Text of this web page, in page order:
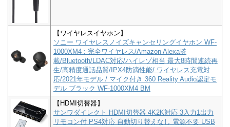
【ワイヤレスイヤホン】
ソニー ワイヤレスノイズキャンセリングイヤホン WF-
1000XM4 : 完全ワイヤレス/Amazon Alexa搭
載/Bluetooth/LDAC対応/ハイレゾ相当 最大8時間連続再
生/高精度通話品質/IPX4防滴性能/ ワイヤレス充電対
応/2021年モデル / マイク付き 360 Reality Audio認定モ
デル ブラック WF-1000XM4 BM
【HDMI切替器】
サンワダイレクト HDMI切替器 4K2K対応 3入力1出力
リモコン付 PS4対応 自動切り替えなし 電源不要 USB